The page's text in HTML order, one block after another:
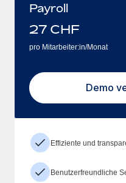
Payroll
27 CHF
pro Mitarbeiter:in/Monat
Demo
Effiziente und
Benutzerfreundliche